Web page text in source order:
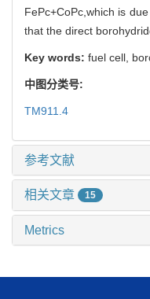
FePc+CoPc,which is
that the direct
Key words: fuel cell,
中图分类号:
TM911.4
参考文献
相关文章 15
Metrics